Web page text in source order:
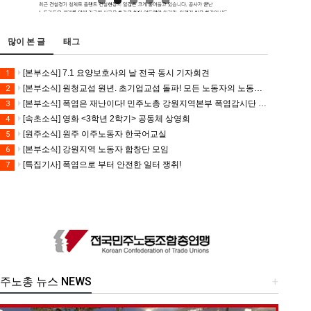
많이 본 글 태그
1 [본부소식] 7.1 요양보호사의 날 전국 동시 기자회견
2 [본부소식] 원청교섭 원년. 초기업교섭 돌파! 모든 노동자의 노동기본권 쟁취! 민주노총 7.15 총파업대회
3 [본부소식] 폭염은 재난이다! 민주노총 강원지역본부 폭염감시단 선포 기자회견
4 [속초소식] 영화 <3학년 2학기> 공동체 상영회
5 [원주소식] 원주 이주노동자 한국어교실
6 [본부소식] 강원지역 노동자 합창단 모임
7 [특집기사] 폭염으로 부터 안전한 일터 쟁취!
+
노총 뉴스 NEWS